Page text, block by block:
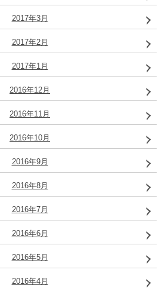
2017年3月
2017年2月
2017年1月
2016年12月
2016年11月
2016年10月
2016年9月
2016年8月
2016年7月
2016年6月
2016年5月
2016年4月